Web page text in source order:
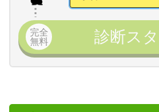
完全
無料
診断ス